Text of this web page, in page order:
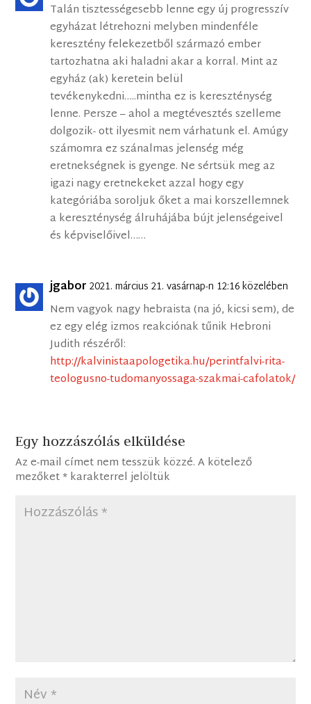
Talán tisztességesebb lenne egy új progresszív
egyházat létrehozni melyben mindenféle
keresztény felekezetből származó ember
tartozhatna aki haladni akar a korral. Mint az
egyház (ak) keretein belül
tevékenykedni…..mintha ez is kereszténység
lenne. Persze – ahol a megtévesztés szelleme
dolgozik- ott ilyesmit nem várhatunk el. Amúgy
számomra ez szánalmas jelenség még
eretnekségnek is gyenge. Ne sértsük meg az
igazi nagy eretnekeket azzal hogy egy
kategóriába soroljuk őket a mai korszellemnek
a kereszténység álruhájába bújt jelenségeivel
és képviselőivel……
jgabor 2021. március 21. vasárnap-n 12:16 közelében
Nem vagyok nagy hebraista (na jó, kicsi sem), de
ez egy elég izmos reakciónak tűnik Hebroni
Judith részéről:
http://kalvinistaapologetika.hu/perintfalvi-rita-
teologusno-tudomanyossaga-szakmai-cafolatok/
Egy hozzászólás elküldése
Az e-mail címet nem tesszük közzé. A kötelező
mezőket*karakterrel jelöltük